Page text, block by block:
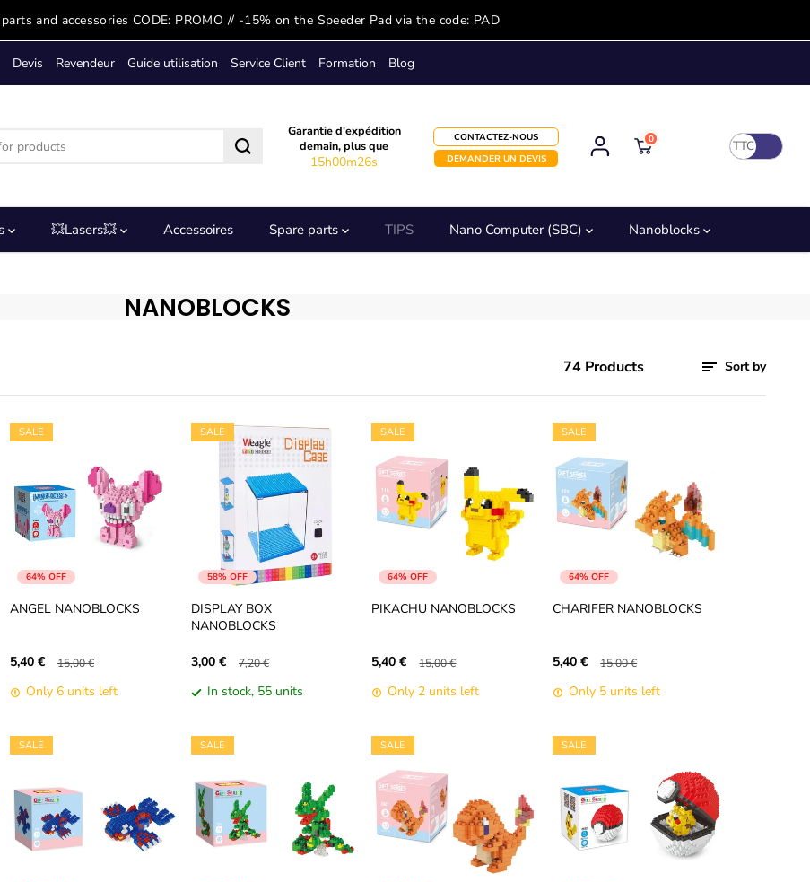
and accessories CODE: PROMO // -15% on the Speeder Pad via the code: PAD
Devis Revendeur Guide utilisation Service Client Formation Blog
Garantie d'expédition
demain, plus que
15h00m25s
CONTACTEZ-NOUS
DEMANDER UN DEVIS
0 TTC
💥Lasers💥 Accessoires Spare parts TIPS Nano Computer (SBC) Nanoblocks
NANOBLOCKS
74 Products Sort by
64% OFF
SALE
ANGEL NANOBLOCKS
5,40 € 15,00 €
Only 6 units left
58% OFF
SALE
DISPLAY BOX
NANOBLOCKS
3,00 € 7,20 €
In stock, 55 units
64% OFF
SALE
PIKACHU NANOBLOCKS
5,40 € 15,00 €
Only 2 units left
64% OFF
SALE
CHARIFER NANOBLOCKS
5,40 € 15,00 €
Only 5 units left
SALE SALE SALE SALE